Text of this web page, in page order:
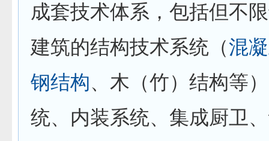
成套技术体系，包括但不
建筑的结构技术系统（混
钢结构、木（竹）结构等
统、内装系统、集成厨卫